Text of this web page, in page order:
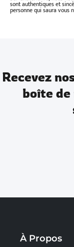
sont authentiques et
personne qui saura vous
Recevez
boîte
À Propos